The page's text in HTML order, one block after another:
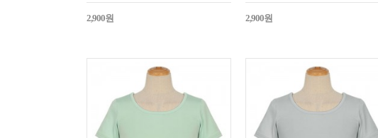
2,900원 2,900원